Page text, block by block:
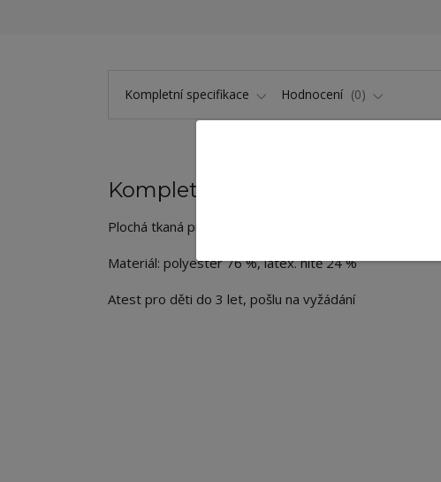
Kompletní specifikace Hodnocení 0
Kompletní specifikace
Plochá tkaná pruženka barevná cca 50 mm, tažnost
Materiál: polyester 76 %, latex. nitě 24 %
Atest pro děti do 3 let, pošlu na vyžádání